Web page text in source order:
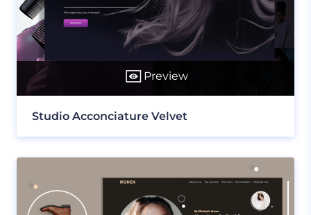
Preview
Studio Acconciature Velvet